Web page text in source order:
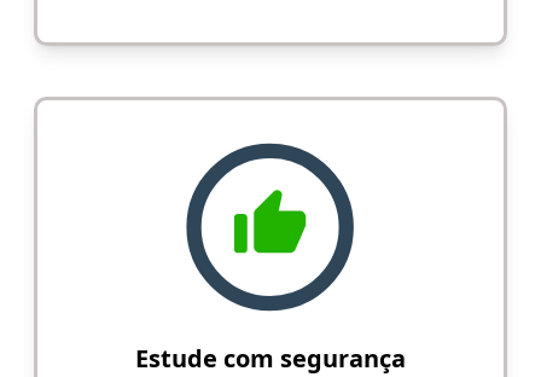
Estude com segurança